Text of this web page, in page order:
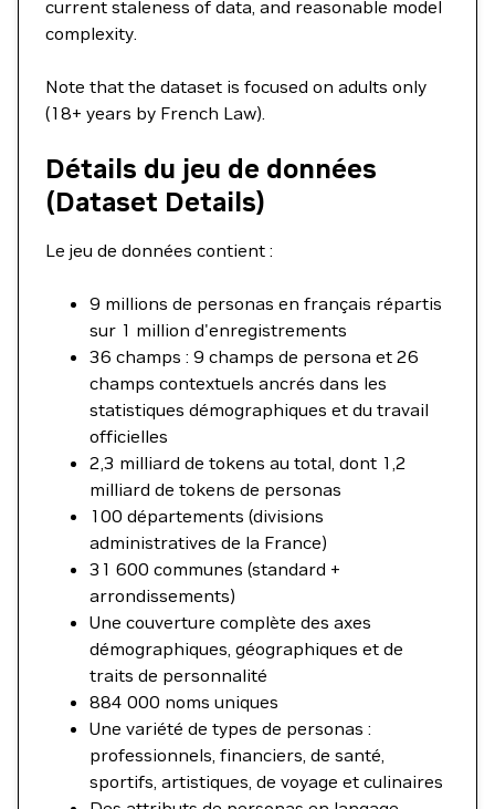
current staleness of data, and reasonable model
complexity.
Note that the dataset is focused on adults only
(18+ years by French Law).
Détails du jeu de données
(Dataset Details)
Le jeu de données contient :
9 millions de personas en français répartis
sur 1 million d'enregistrements
36 champs : 9 champs de persona et 26
champs contextuels ancrés dans les
statistiques démographiques et du travail
officielles
2,3 milliard de tokens au total, dont 1,2
milliard de tokens de personas
100 départements (divisions
administratives de la France)
31 600 communes (standard +
arrondissements)
Une couverture complète des axes
démographiques, géographiques et de
traits de personnalité
884 000 noms uniques
Une variété de types de personas :
professionnels, financiers, de santé,
sportifs, artistiques, de voyage et culinaires